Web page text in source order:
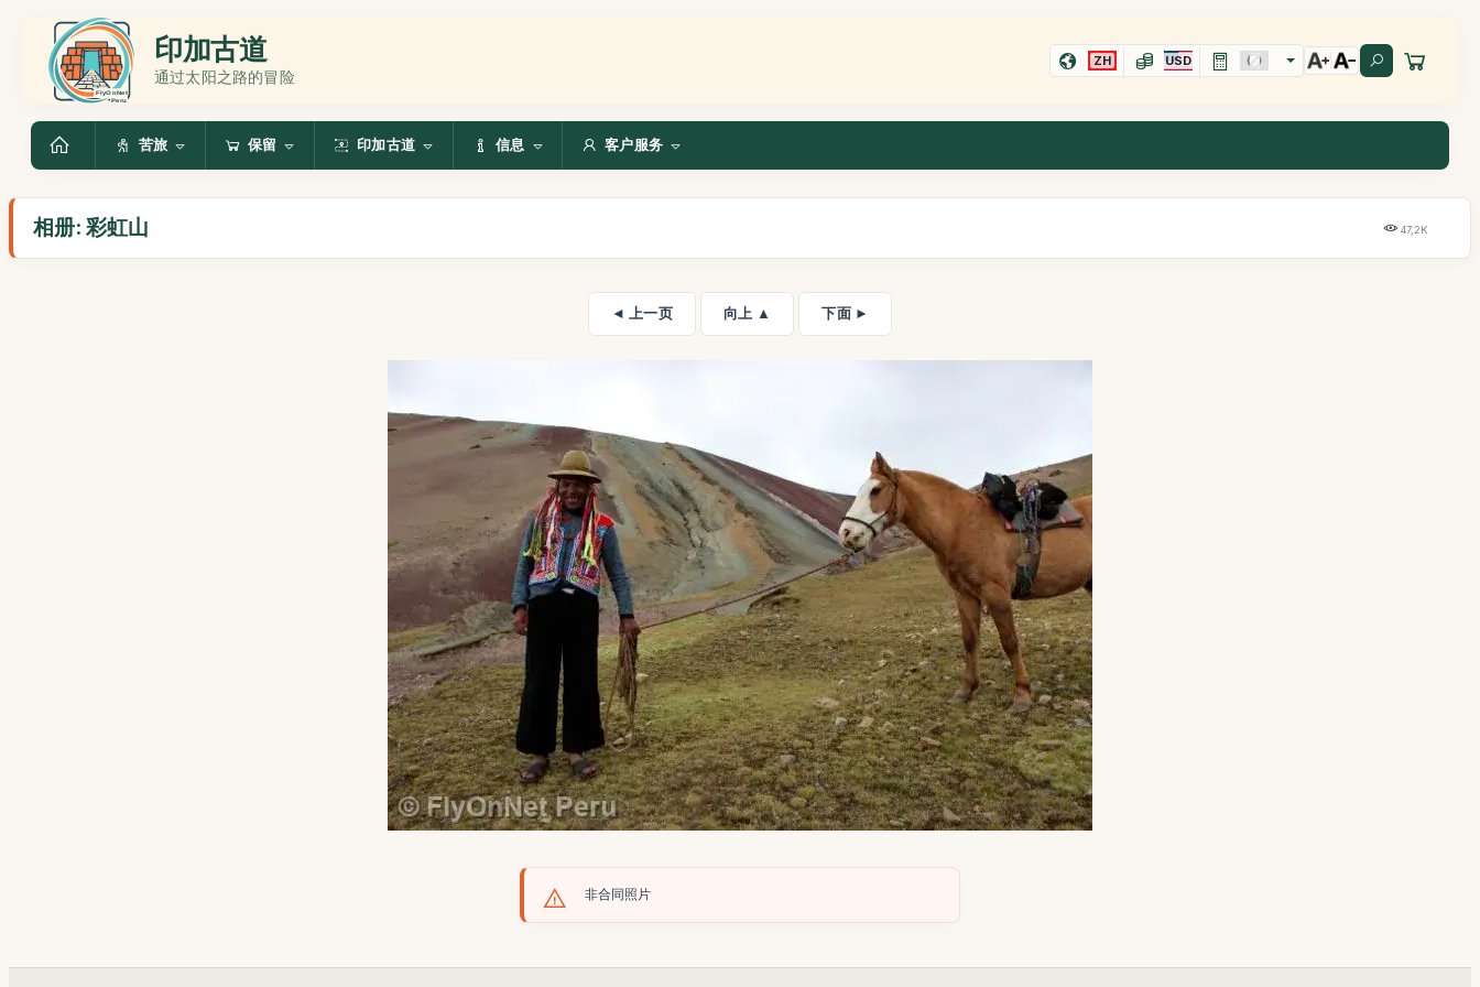
印加古道
通过太阳之路的冒险
ZH USD
苦旅 保留 印加古道 信息 客户服务
相册: 彩虹山 47,2K
◄ 上一页 向上 ▲ 下面 ►
非合同照片